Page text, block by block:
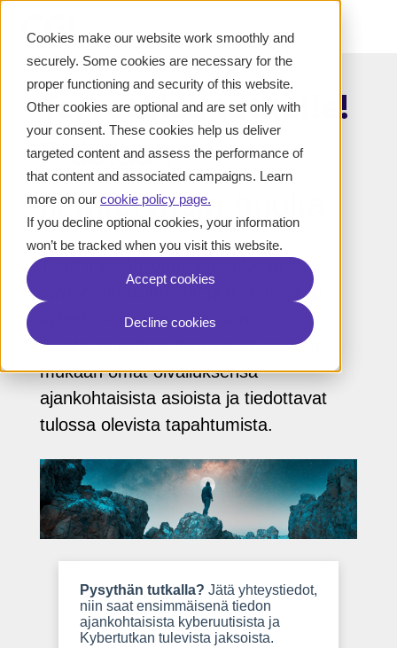
Cookies make our website work smoothly and
securely. Some cookies are necessary for the
proper functioning and security of this website.
Other cookies are optional and are set only with
your consent. These cookies help us deliver
targeted content and assess the performance of
that content and associated campaigns. Learn
more on our cookie policy page.
If you decline optional cookies, your information
won’t be tracked when you visit this website.
Accept cookies
Decline cookies
Tervetuloa tutkalle!
Pidetään
tietoturvasta huolta
Tuomme sähköpostiisi vinkkejä ja
käytännön esimerkkejä tietoturva- ja
kyberturvallisuusrintamalta.
Asiantuntijamme lisäävät kirjeeseen
mukaan omat oivalluksensa
ajankohtaisista asioista ja tiedottavat
tulossa olevista tapahtumista.